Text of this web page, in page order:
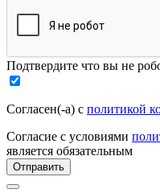
Подтвердите что вы не
Согласен(-а) с политикой
Согласие с условиями
является обязательным
Отправить